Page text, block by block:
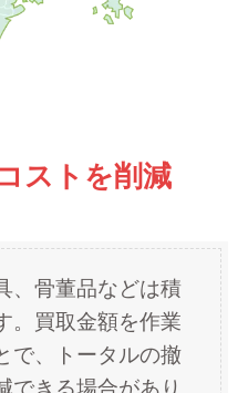
ストを削減
、骨董品などは積
。買取金額を作業
で、トータルの撤
できる場合があり